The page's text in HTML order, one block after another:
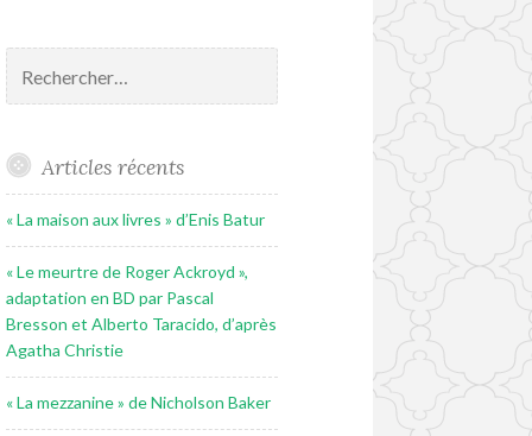
Articles récents
« La maison aux livres » d’Enis Batur
« Le meurtre de Roger Ackroyd »,
adaptation en BD par Pascal
Bresson et Alberto Taracido, d’après
Agatha Christie
« La mezzanine » de Nicholson Baker